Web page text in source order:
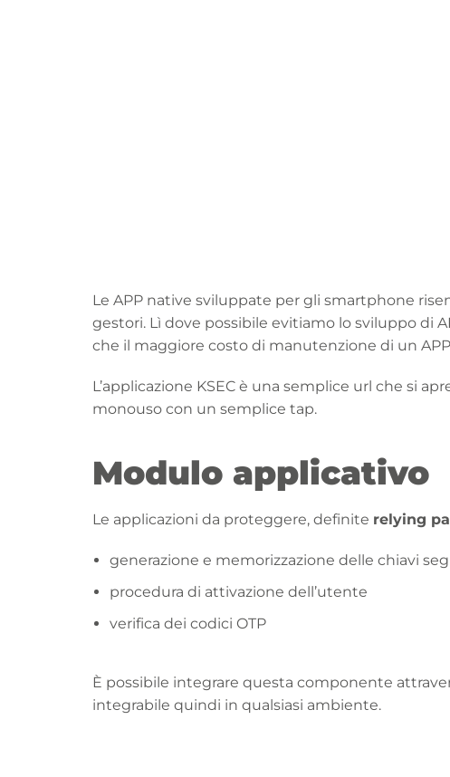
Le APP native sviluppate per gli smartphone
gestori. Lì dove possibile evitiamo lo sviluppo di
che il maggiore costo di manutenzione di un
L’applicazione KSEC è una semplice url che si
monouso con un semplice tap.
Modulo applicativo
Le applicazioni da proteggere, definite relying
generazione e memorizzazione delle chiavi
procedura di attivazione dell’utente
verifica dei codici OTP
È possibile integrare questa componente
integrabile quindi in qualsiasi ambiente.